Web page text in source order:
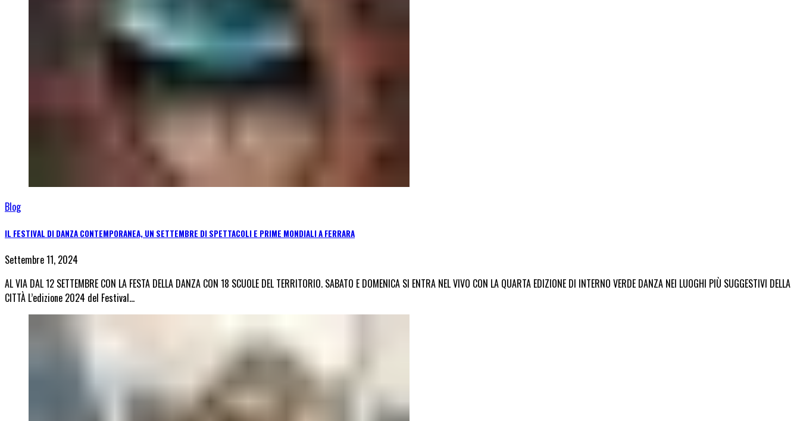
Blog
IL FESTIVAL DI DANZA CONTEMPORANEA, UN SETTEMBRE DI SPETTACOLI E PRIME MONDIALI A FERRARA
Settembre 11, 2024
AL VIA DAL 12 SETTEMBRE CON LA FESTA DELLA DANZA CON 18 SCUOLE DEL TERRITORIO. SABATO E DOMENICA SI ENTRA NEL VIVO CON LA QUARTA EDIZIONE DI INTERNO VERDE DANZA NEI LUOGHI PIÙ SUGGESTIVI DELLA
CITTÀ L’edizione 2024 del Festival…